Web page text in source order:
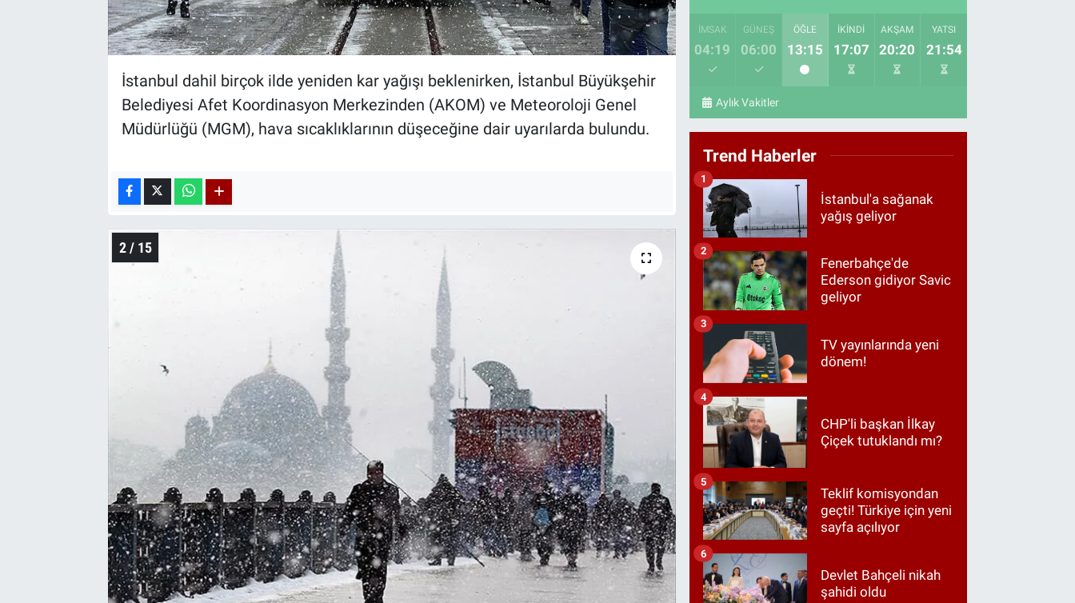
İstanbul dahil birçok ilde yeniden kar yağışı beklenirken, İstanbul Büyükşehir
Belediyesi Afet Koordinasyon Merkezinden (AKOM) ve Meteoroloji Genel
Müdürlüğü (MGM), hava sıcaklıklarının düşeceğine dair uyarılarda bulundu.
2 / 15
İMSAK
04:19
GÜNEŞ
06:00
ÖĞLE
13:15
İKINDI
17:07
AKŞAM
20:20
YATSI
21:54
Aylık Vakitler
Trend Haberler
İstanbul'a sağanak
yağış geliyor
1
Fenerbahçe'de
Ederson gidiyor Savic
geliyor
2
TV yayınlarında yeni
dönem!
3
CHP'li başkan İlkay
Çiçek tutuklandı mı?
4
Teklif komisyondan
geçti! Türkiye için yeni
sayfa açılıyor
5
Devlet Bahçeli nikah
şahidi oldu
6